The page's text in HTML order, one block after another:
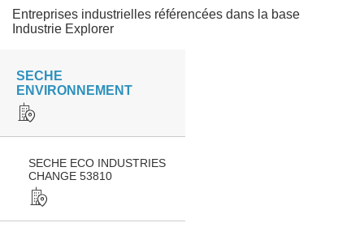
Entreprises industrielles référencées dans la base
Industrie Explorer
SECHE
ENVIRONNEMENT
SECHE ECO INDUSTRIES
CHANGE 53810